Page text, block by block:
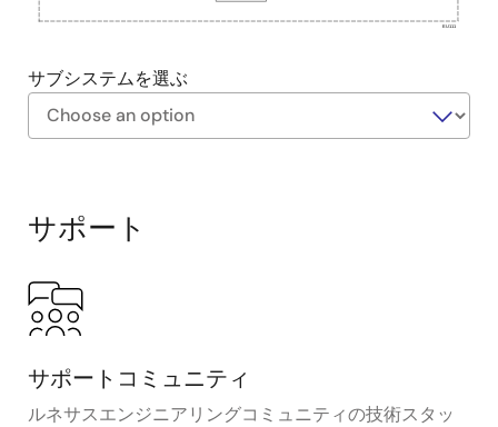
EU111
サブシステムを選ぶ
Diagram
サポート
サポートコミュニティ
ルネサスエンジニアリングコミュニティの技術スタッ